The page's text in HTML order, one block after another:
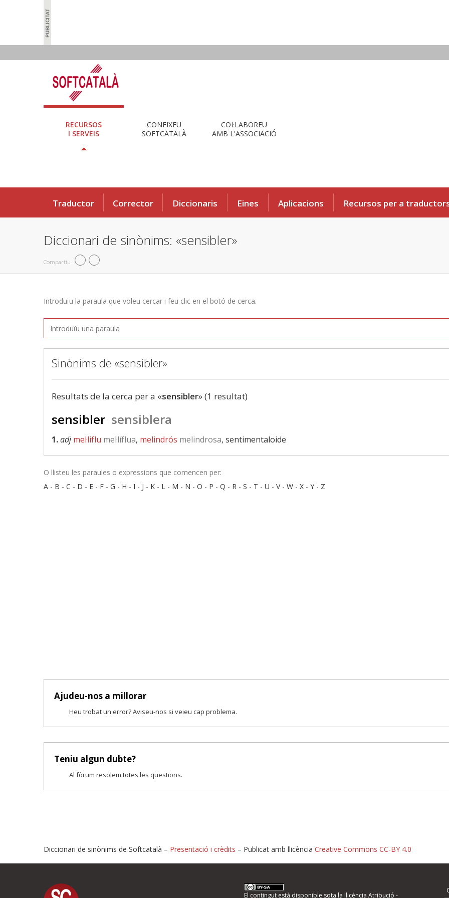
RECURSOS
I SERVEIS
CONEIXEU
SOFTCATALÀ
COL·LABOREU
AMB L'ASSOCIACIÓ
Traductor Corrector Diccionaris Eines Aplicacions Recursos per a
Diccionari de sinònims: «sensibler»
Compartiu
Introduïu la paraula que voleu cercar i feu clic en el botó de cerca.
Sinònims de «sensibler»
Resultats de la cerca per a «sensibler» (1 resultat)
sensibler sensiblera
1.adj mel·liflu mel·líflua, melindrós melindrosa, sentimentaloide
O llisteu les paraules o expressions que comencen per:
A - B - C - D - E - F - G - H - I - J - K - L - M - N - O - P - Q - R - S - T - U - V- W - X - Y - Z
Ajudeu-nos a millorar
Heu trobat un error? Aviseu-nos si veieu cap problema.
Teniu algun dubte?
Al fòrum resolem totes les qüestions.
Proposeu-nos millores o informeu d'errors
Diccionari de sinònims de Softcatalà – Presentació i crèdits – Publicat amb llicència Creative Commons CC-BY 4.0
El contingut està disponible sota la llicència Atribució -